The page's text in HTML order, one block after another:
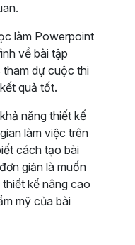
làm Powerpoint
về bài tập
dự cuộc thi
quả tốt.
năng thiết kế
làm việc trên
cách tạo bài
giản là muốn
kế nâng cao
mỹ của bài